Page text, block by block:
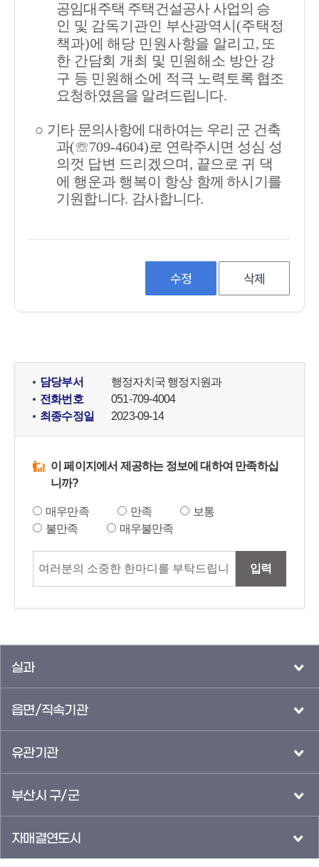
공임대주택 주택건설공사 사업의 승
인 및 감독기관인 부산광역시 (주택정
책과)에 해당 민원사항을 알리고, 또
한 간담회 개최 및 민원해소 방안 강
구 등 민원해소에 적극 노력토록 협조
요청하였음을 알려드립니다.
○ 기타 문의사항에 대하여는 우리 군 건축
과(☏709-4604)로 연락주시면 성심 성
의껏 답변 드리겠으며 , 끝으로 귀 댁
에 행운과 행복이 항상 함께 하시기를
기원합니다. 감사합니다.
수정 삭제
담당부서
행정자치국 행정지원과
전화번호
051-709-4004
최종수정일
2023-09-14
이 페이지에서 제공하는 정보에 대하여 만족하십
니까?
매우만족 만족
보통
불만족
매우불만족
입력
실과
읍면/직속기관
유관기관
부산시 구/군
자매결연도시